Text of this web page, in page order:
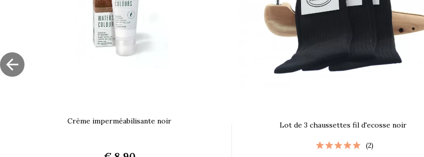

Crème imperméabilisante noir Lot de 3 chaussettes fil d'ecosse noir
(2)